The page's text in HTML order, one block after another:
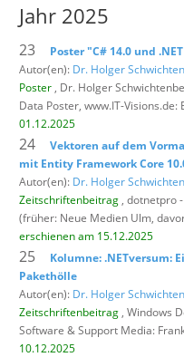
Jahr 2025
23
Poster "C# 14.0 und
Autor(en): Dr. Holger
Poster , Dr. Holger
Data Poster, www.IT-Visions.de:
01.12.2025
24
Vektoren auf dem
mit Entity Framework Core
Autor(en): Dr. Holger
Zeitschriftenbeitrag , dotnetpro
(früher: Neue Medien Ulm,
erschienen am 15.12.2025
25
Kolumne: .NETversum:
Pakethölle
Autor(en): Dr. Holger
Zeitschriftenbeitrag , Windows
Software & Support Media:
10.12.2025